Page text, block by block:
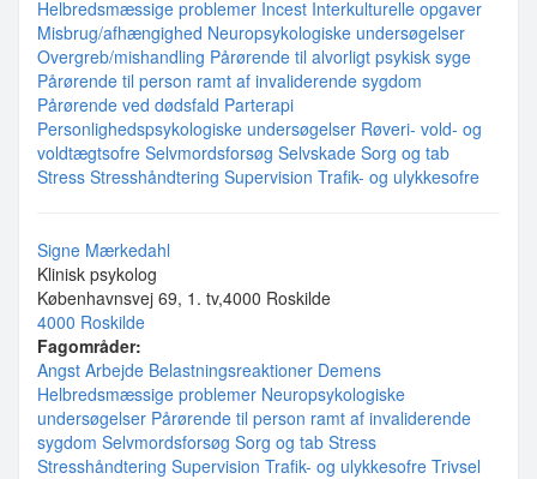
Helbredsmæssige problemer Incest Interkulturelle opgaver
Misbrug/afhængighed Neuropsykologiske undersøgelser
Overgreb/mishandling Pårørende til alvorligt psykisk syge
Pårørende til person ramt af invaliderende sygdom
Pårørende ved dødsfald Parterapi
Personlighedspsykologiske undersøgelser Røveri- vold- og
voldtægtsofre Selvmordsforsøg Selvskade Sorg og tab
Stress Stresshåndtering Supervision Trafik- og ulykkesofre
Signe Mærkedahl
Klinisk psykolog
Københavnsvej 69, 1. tv,4000 Roskilde
4000 Roskilde
Fagområder:
Angst Arbejde Belastningsreaktioner Demens
Helbredsmæssige problemer Neuropsykologiske
undersøgelser Pårørende til person ramt af invaliderende
sygdom Selvmordsforsøg Sorg og tab Stress
Stresshåndtering Supervision Trafik- og ulykkesofre Trivsel